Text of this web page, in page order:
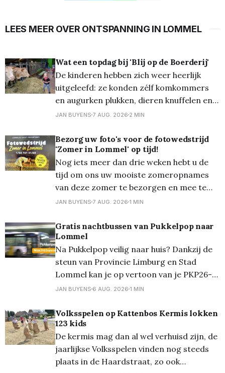
LEES MEER OVER ONTSPANNING IN LOMMEL
Wat een topdag bij 'Blij op de Boerderij'
De kinderen hebben zich weer heerlijk
uitgeleefd: ze konden zélf komkommers
en augurken plukken, dieren knuffelen en
eten geven (waaronder schaapjes en de
varkens en de koeien. Ze schrokken wel
dat de koeien zo een lange tong hadden...
Overal waren alleen maar
JAN BUYENS 7 AUG. 2026 2 MIN
Bezorg uw foto's voor de fotowedstrijd
'Zomer in Lommel' op tijd!
Nog iets meer dan drie weken hebt u de
tijd om ons uw mooiste zomeropnames
van deze zomer te bezorgen en mee te
dingen naar een mooie prijs... Zondag 30
onherroepelijke deadline! En die foto's die
mogen zowat 'alles'
JAN BUYENS 7 AUG. 2026 1 MIN
Gratis nachtbussen van Pukkelpop naar
Lommel
Na Pukkelpop veilig naar huis? Dankzij de
steun van Provincie Limburg en Stad
Lommel kan je op vertoon van je PKP26-
polsbandje gratis gebruik maken van de
vertrekken aan een speciale halte bij het
festivalterrein in Kiewit na afloop van de
festivaldag: Nacht van
JAN BUYENS 6 AUG. 2026 1 MIN
Volksspelen op Kattenbos Kermis lokken
123 kids
De kermis mag dan al wel verhuisd zijn, de
jaarlijkse Volksspelen vinden nog steeds
plaats in de Haardstraat, zo ook